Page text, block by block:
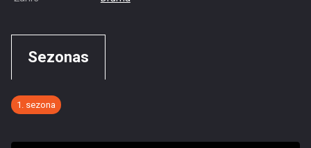
Sezonas
1. sezona